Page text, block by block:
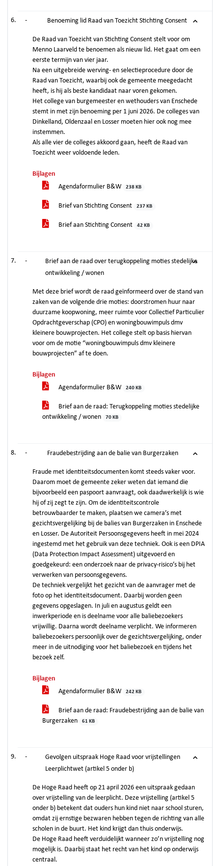
- Benoeming lid Raad van Toezicht Stichting Consent
De Raad van Toezicht van Stichting Consent stelt voor om
Menno Laarveld te benoemen als nieuw lid. Het gaat om een
eerste termijn van vier jaar.
Na een uitgebreide werving- en selectieprocedure door de
Raad van Toezicht, waarbij ook de gemeente meegedacht
heeft, is hij als beste kandidaat naar voren gekomen.
Het college van burgemeester en wethouders van Enschede
stemt in met zijn benoeming per 1 juni 2026. De colleges van
Dinkelland, Oldenzaal en Losser moeten hier ook nog mee
instemmen.
Als alle vier de colleges akkoord gaan, heeft de Raad van
Toezicht weer voldoende leden.
Bijlagen
Agendaformulier B&W
238 KB
Brief van Stichting Consent 237 KB
Brief aan Stichting Consent 42 KB
-
Brief aan de raad over terugkoppeling moties stedelijke
ontwikkeling / wonen
Met deze brief wordt de raad geïnformeerd over de stand van
zaken van de volgende drie moties: doorstromen huur naar
duurzame koopwoning, meer ruimte voor Collectief Particulier
Opdrachtgeverschap (CPO) en woningbouwimpuls dmv
kleinere bouwprojecten. Het college stelt op basis hiervan
voor om de motie “woningbouwimpuls dmv kleinere
bouwprojecten” af te doen.
Bijlagen
Agendaformulier B&W
240 KB
Brief aan de raad: Terugkoppeling moties stedelijke
ontwikkeling / wonen
70 KB
- Fraudebestrijding aan de balie van Burgerzaken
Fraude met identiteitsdocumenten komt steeds vaker voor.
Daarom moet de gemeente zeker weten dat iemand die
bijvoorbeeld een paspoort aanvraagt, ook daadwerkelijk is wie
hij of zij zegt te zijn. Om de identiteitscontrole
betrouwbaarder te maken, plaatsen we camera’s met
gezichtsvergelijking bij de balies van Burgerzaken in Enschede
en Losser. De Autoriteit Persoonsgegevens heeft in mei 2024
ingestemd met het gebruik van deze techniek. Ook is een DPIA
(Data Protection Impact Assessment) uitgevoerd en
goedgekeurd: een onderzoek naar de privacy-risico’s bij het
verwerken van persoonsgegevens.
De techniek vergelijkt het gezicht van de aanvrager met de
foto op het identiteitsdocument. Daarbij worden geen
gegevens opgeslagen. In juli en augustus geldt een
inwerkperiode en is deelname voor alle baliebezoekers
vrijwillig. Daarna wordt deelname verplicht. We informeren
baliebezoekers persoonlijk over de gezichtsvergelijking, onder
meer in de uitnodiging voor het baliebezoek en tijdens het
bezoek zelf.
Bijlagen
Agendaformulier B&W
242 KB
Brief aan de raad: Fraudebestrijding aan de balie van
Burgerzaken
61 KB
-
Gevolgen uitspraak Hoge Raad voor vrijstellingen
Leerplichtwet (artikel 5 onder b)
De Hoge Raad heeft op 21 april 2026 een uitspraak gedaan
over vrijstelling van de leerplicht. Deze vrijstelling (artikel 5
onder b) betekent dat ouders hun kind niet naar school sturen,
omdat zij ernstige bezwaren hebben tegen de richting van alle
scholen in de buurt. Het kind krijgt dan thuis onderwijs.
De Hoge Raad heeft verduidelijkt wanneer zo’n vrijstelling nog
mogelijk is. Daarbij staat het recht van het kind op onderwijs
centraal.